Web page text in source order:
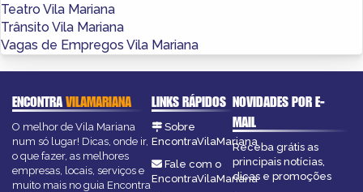
Teatro Vila Mariana
Trânsito Vila Mariana
Vagas de Empregos Vila Mariana
ENCONTRAVILAMARIANA
O melhor de Vila Mariana
num só lugar! Dicas, onde ir,
o que fazer, as melhores
empresas, locais, serviços e
muito mais no guia Encontra
LINKS RÁPIDOS
Sobre
EncontraVilaMariana
Fale com o
EncontraVilaMariana
NOVIDADES POR E-
MAIL
Receba grátis as
principais notícias,
dicas e promoções